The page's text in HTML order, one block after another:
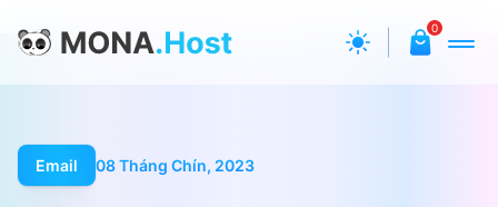
0
Email 08 Tháng Chín, 2023